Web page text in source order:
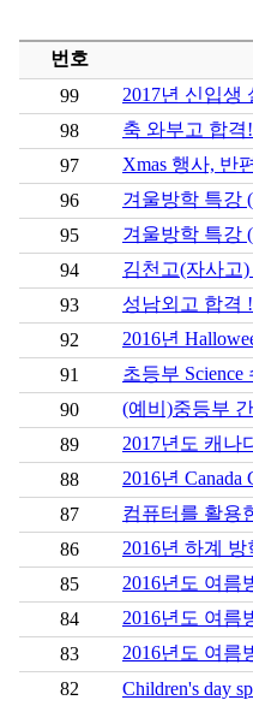
번호
99
2017년 신입생
98
축 와부고 합격
97
Xmas 행사, 반
96
겨울방학 특강
95
겨울방학 특강
94
김천고(자사고
93
성남외고 합격
92
2016년
91
초등부 Science
90
(예비)중등부
89
2017년도 캐나
88
2016년 Canada
87
컴퓨터를 활용
86
2016년 하계 방
85
2016년도 여름
84
2016년도 여름
83
2016년도 여름
82
Children's day